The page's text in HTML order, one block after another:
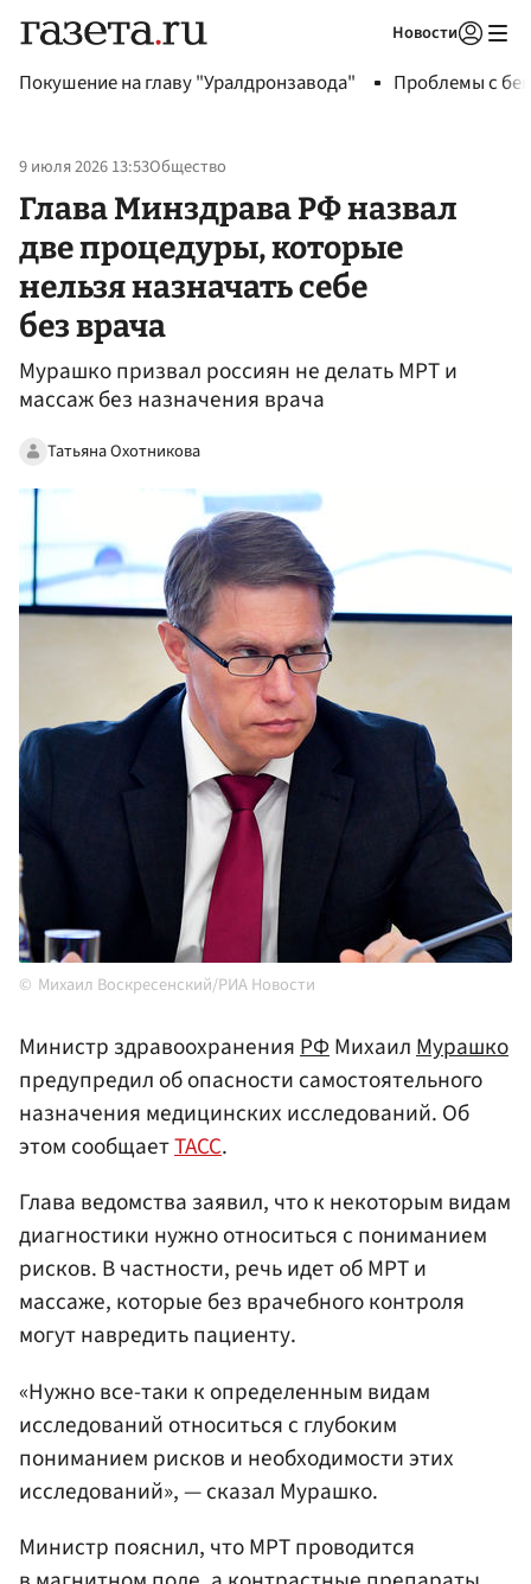
Новости
Покушение на главу "Уралдронзавода" Проблемы с
9 июля 2026 13:53Общество
Глава Минздрава РФ назвал
две процедуры, которые
нельзя назначать себе
без врача
Мурашко призвал россиян не делать МРТ и
массаж без назначения врача
Татьяна Охотникова
Михаил Воскресенский/РИА Новости
Министр здравоохраненияРФМихаилМурашко
предупредил об опасности самостоятельного
назначения медицинских исследований. Об
этом сообщаетТАСС.
Глава ведомства заявил, что к некоторым видам
диагностики нужно относиться с пониманием
рисков. В частности, речь идет об МРТ и
массаже, которые без врачебного контроля
могут навредить пациенту.
«Нужно все-таки к определенным видам
исследований относиться с глубоким
пониманием рисков и необходимости этих
исследований», — сказал Мурашко.
Министр пояснил, что МРТ проводится